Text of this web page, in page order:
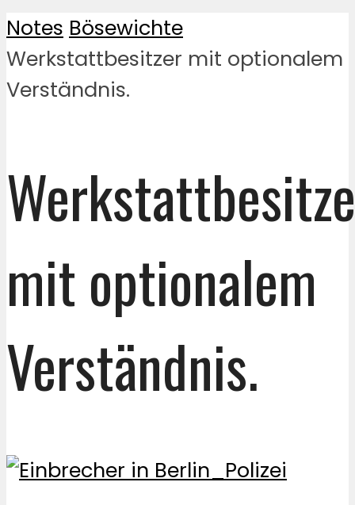
Notes Bösewichte
Werkstattbesitzer mit optionalem
Verständnis.
mit optionalem
Verständnis.